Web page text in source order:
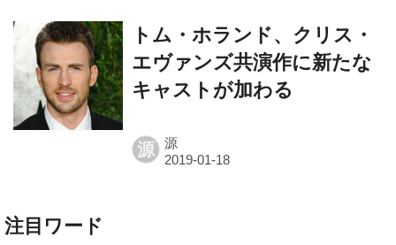
トム・ホランド、クリス・
エヴァンズ共演作に新たな
キャストが加わる
源 源
注目ワード